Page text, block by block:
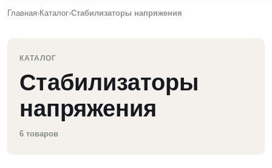
Главная›Каталог›Стабилизаторы напряжения
КАТАЛОГ
Стабилизаторы
напряжения
6 товаров